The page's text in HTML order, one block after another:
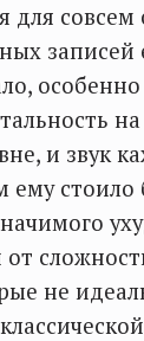
для
записей
и звук
ему
от
не